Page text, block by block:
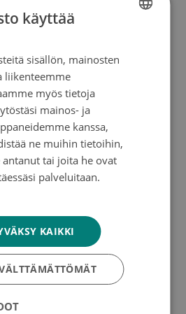
syövän kustannuksia.
muun muassa
lääkkeiden, kuntoutuksen,
muodostamiin
rekisterit, jotka
Sovelluksessa
kerätään THL:n ja
tiedot
5-vuotiselossaololuvuista
määristä.
-sovelluksen täältä.
SWEDISH
käyttää
sisällön, mainosten
liikenteemme
myös tietoja
mainos- ja
kanssa,
ne muihin tietoihin,
tai joita he ovat
palveluitaan.
KAIKKI